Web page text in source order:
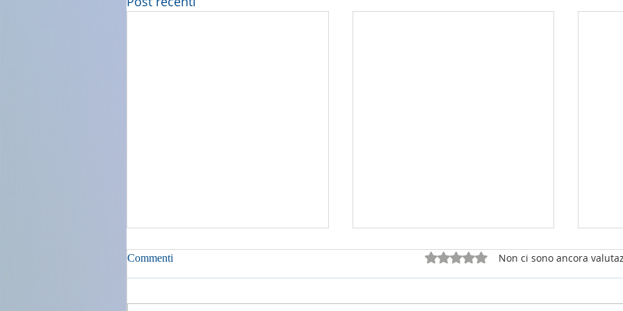
Commenti Valutazione 0 stelle su 5.
Non ci sono ancora